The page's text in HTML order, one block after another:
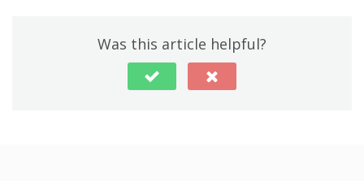
Was this article helpful?